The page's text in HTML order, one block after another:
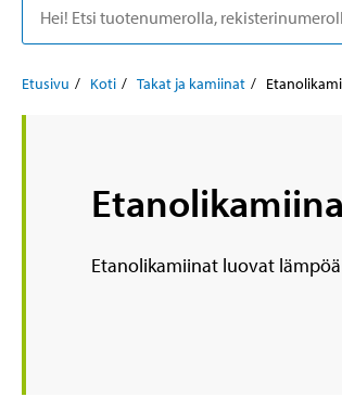
Etusivu Koti Takat ja kamiinat
Etanolikamiinat luovat